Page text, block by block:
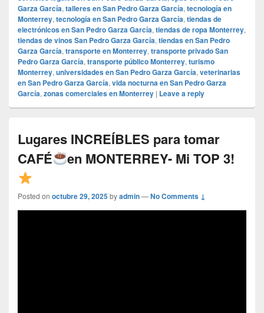
Garza García, talleres en San Pedro Garza García, tecnología en
Monterrey, tecnología en San Pedro Garza García, tiendas de
electrónicos en San Pedro Garza García, tiendas de ropa Monterrey,
tiendas de vinos San Pedro Garza García, tiendas en San Pedro
Garza García, transporte en Monterrey, transporte privado San
Pedro Garza García, transporte público Monterrey, turismo
Monterrey, universidades en San Pedro Garza García, veterinarias
en San Pedro Garza García, vida nocturna en San Pedro Garza
García, zonas comerciales en Monterrey | Leave a reply
Lugares INCREÍBLES para tomar
CAFÉ
en MONTERREY- Mi TOP 3!
Posted on octubre 29, 2025byadmin—No Comments ↓